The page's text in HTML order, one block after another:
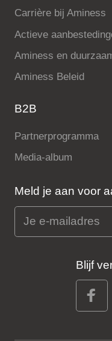
Carrière bij Aminess
Actieve
Aminess en
Aminess Beleid
B2B
Partnerprogramma
Media-album
Meld je aan voor
Blijf